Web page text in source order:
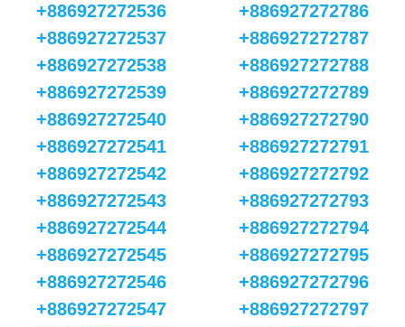
+886927272536
+886927272537
+886927272538
+886927272539
+886927272540
+886927272541
+886927272542
+886927272543
+886927272544
+886927272545
+886927272546
+886927272547
+886927272786
+886927272787
+886927272788
+886927272789
+886927272790
+886927272791
+886927272792
+886927272793
+886927272794
+886927272795
+886927272796
+886927272797